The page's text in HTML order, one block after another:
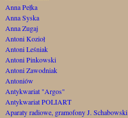
Anna Pełka
Anna Syska
Anna Zugaj
Antoni Kozioł
Antoni Leśniak
Antoni Pinkowski
Antoni Zawodniak
Antoniów
Antykwariat "Argos"
Antykwariat POLIART
Aparaty radiowe, gramofony J. Schabowski